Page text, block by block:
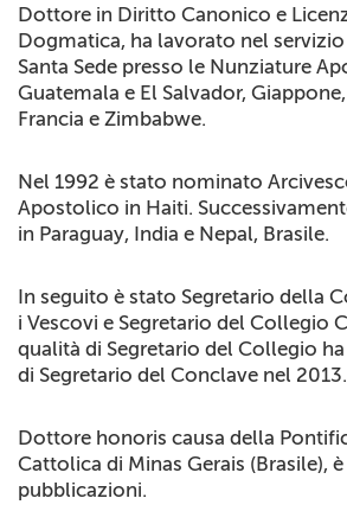
Dottore in Diritto Canonico e
Dogmatica, ha lavorato nel
Santa Sede presso le Nunziature
Guatemala e El Salvador,
Francia e Zimbabwe.
Nel 1992 è stato nominato
Apostolico in Haiti.
in Paraguay, India e Nepal, Brasile.
In seguito è stato Segretario della
i Vescovi e Segretario del Collegio
qualità di Segretario del Collegio
di Segretario del Conclave nel 2013.
Dottore honoris causa della
Cattolica di Minas Gerais (Brasile),
pubblicazioni.